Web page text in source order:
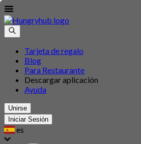
Tarjeta de regalo
Blog
Para Restaurante
Descargar aplicación
Ayuda
Unirse
Iniciar Sesión
es